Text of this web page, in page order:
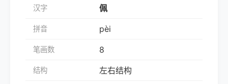
汉字 佩
拼音 pèi
笔画数 8
结构 左右结构